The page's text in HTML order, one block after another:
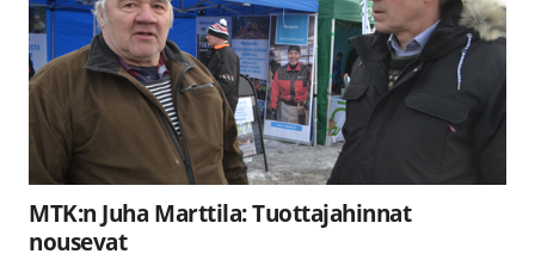
MTK:n Juha Marttila: Tuottajahinnat
nousevat